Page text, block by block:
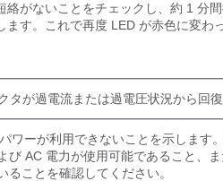
絡がないことをチェックし、約 1 分
ます。これで再度 LED が赤色に変わ
タが過電流または過電圧状況から回
ワーが利用できないことを示します
び AC 電力が使用可能であること、
ることを確認してください。